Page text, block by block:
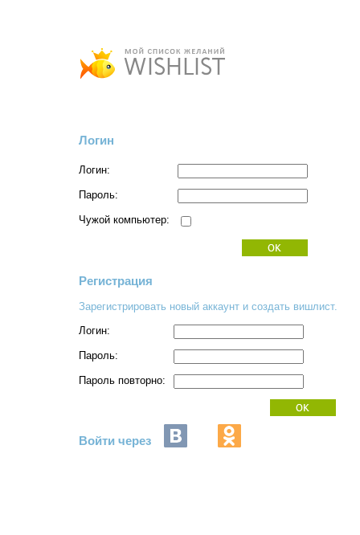
Логин
Логин:
Пароль:
Чужой компьютер:
Регистрация
Зарегистрировать новый аккаунт и создать вишлист.
Логин:
Пароль:
Пароль повторно:
Войти через